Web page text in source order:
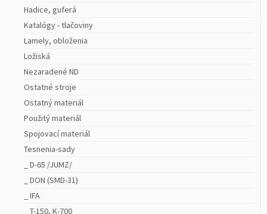
Hadice, guferá
Katalógy - tlačoviny
Lamely, obloženia
Ložiská
Nezaradené ND
Ostatné stroje
Ostatný materiál
Použitý materiál
Spojovací materiál
Tesnenia-sady
_ D-65 /JUMZ/
_ DON (SMD-31)
_ IFA
_ T-150, K-700